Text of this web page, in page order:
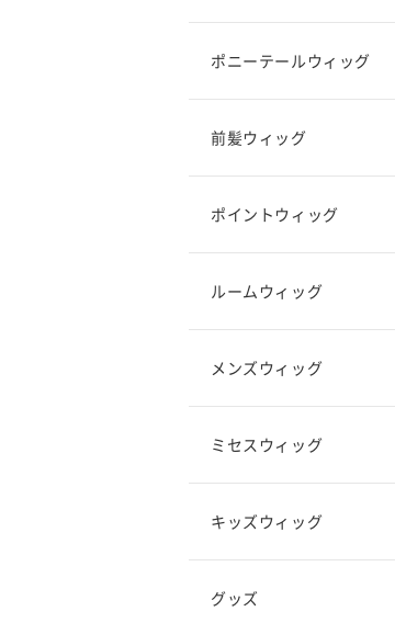
ポニーテールウィッグ
前髪ウィッグ
ポイントウィッグ
ルームウィッグ
メンズウィッグ
ミセスウィッグ
キッズウィッグ
グッズ